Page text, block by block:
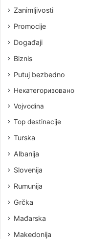
Zanimljivosti
Promocije
Događaji
Biznis
Putuj bezbedno
Некатегоризовано
Vojvodina
Top destinacije
Turska
Albanija
Slovenija
Rumunija
Grčka
Mađarska
Makedonija